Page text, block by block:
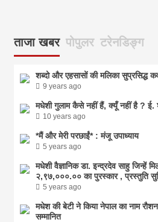
ताजा खबर पोपुलर टरेनडिङ्ग
शब्दो और एहसासों की मलिका सुप्रसिद्ध
9 years ago
मधेशी गुलाम कैसे नहीं हैं, क्यूँ नहीं है ? ई.
10 years ago
*मैं और मेरी परछाईं* : मंजू उपाध्याय
5 years ago
मधेशी वैज्ञानिक डा. इन्द्रदेव साहु जिन्हें
२,९७,०००.०० का पुरस्कार , प्रस्तुति
5 years ago
मधेश की बेटी ने किया नेपाल का नाम राैशन,
सम्मानित